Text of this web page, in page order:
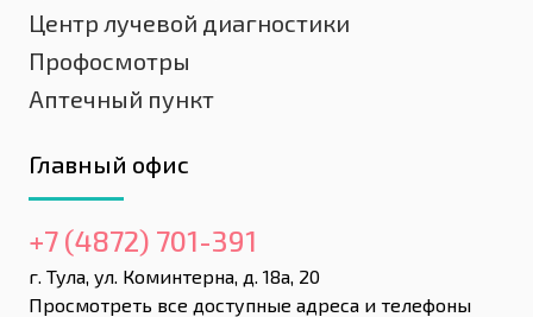
Центр лучевой диагностики
Профосмотры
Аптечный пункт
Главный офис
+7 (4872) 701-391
г. Тула, ул. Коминтерна, д. 18а, 20
Просмотреть все доступные адреса и телефоны